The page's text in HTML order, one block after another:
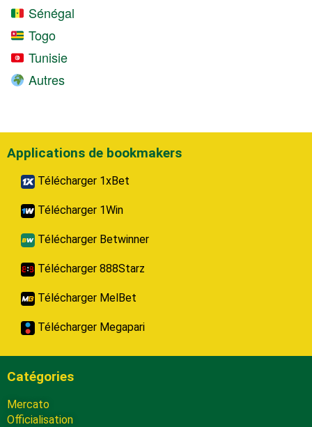
Sénégal
Togo
Tunisie
Autres
Applications de bookmakers
Télécharger 1xBet
Télécharger 1Win
Télécharger Betwinner
Télécharger 888Starz
Télécharger MelBet
Télécharger Megapari
Catégories
Mercato
Officialisation